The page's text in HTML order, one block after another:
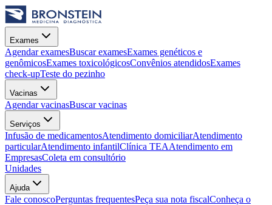
Exames
Agendar examesBuscar examesExames genéticos e
genômicosExames toxicológicosConvênios atendidosExames
check-upTeste do pezinho
Vacinas
Agendar vacinasBuscar vacinas
Serviços
Infusão de medicamentosAtendimento domiciliarAtendimento
particularAtendimento infantilClínica TEAAtendimento em
EmpresasColeta em consultório
Unidades
Ajuda
Fale conoscoPerguntas frequentesPeça sua nota fiscalConheça o